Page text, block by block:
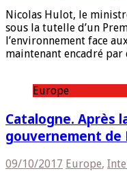
Nicolas Hulot, le
sous la tutelle d’un
l’environnement face
maintenant encadré par
Europe
Catalogne. Après
gouvernement de
09/10/2017 Europe,